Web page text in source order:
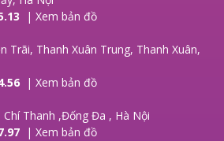
| Xem bản đồ
Trãi, Thanh Xuân Trung, Thanh Xuân,
| Xem bản đồ
Thanh ,Đống Đa , Hà Nội
| Xem bản đồ